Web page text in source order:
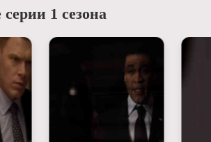
серии 1 сезона